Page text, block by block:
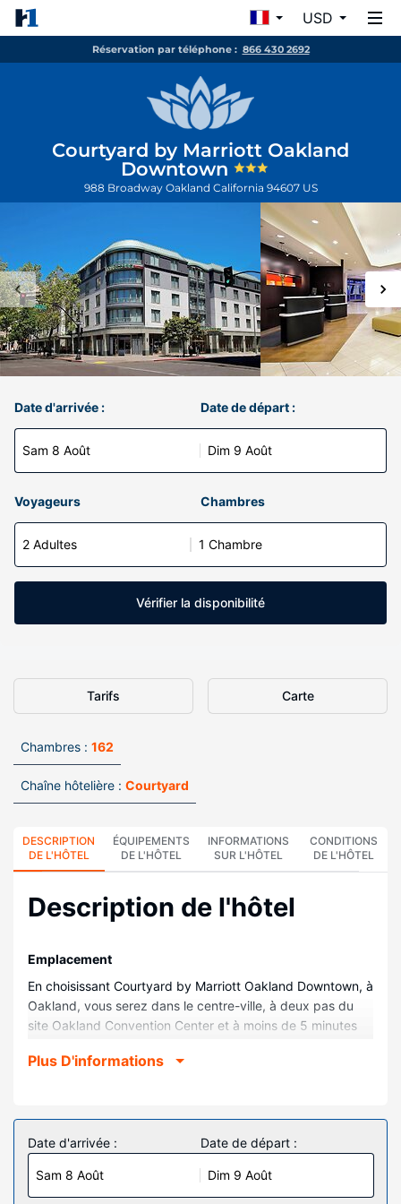
USD
Réservation par téléphone : 866 430 2692
Courtyard by Marriott Oakland
Downtown
988 Broadway Oakland California 94607 US
Date d'arrivée :
Sam 8 Août
Date de départ :
Dim 9 Août
Voyageurs Chambres
2 Adultes 1 Chambre
Vérifier la disponibilité
Tarifs Carte
Chambres : 162
Chaîne hôtelière : Courtyard
DESCRIPTION
DE L'HÔTEL
ÉQUIPEMENTS
DE L'HÔTEL
INFORMATIONS
SUR L'HÔTEL
CONDITIONS
DE L'HÔTEL
Description de l'hôtel
Emplacement
En choisissant Courtyard by Marriott Oakland Downtown, à
Oakland, vous serez dans le centre-ville, à deux pas du
site Oakland Convention Center et à moins de 5 minutes
Regents. Cet hôtel se trouve à 0,8 km de Fox Theater et à
Les 162 chambres de l'hébergement vous invitent à la
détente et comprennent un réfrigérateur et une télévision
à écran plat. Un accès gratuit au réseau Internet Wi-Fi et
câblé vous permet de rester en contact avec le reste du
Plus D'informations
Date d'arrivée :
Sam 8 Août
Date de départ :
Dim 9 Août